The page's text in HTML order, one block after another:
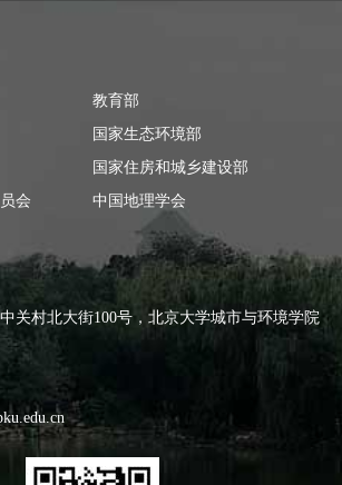
教育部
国家生态环境部
国家住房和城乡建设部
会
中国地理学会
关村北大街100号，北京大学城市与环境学院